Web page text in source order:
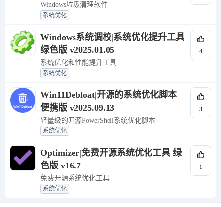
Windows垃圾清理软件
系统优化
Windows系统调校|系统优化提升工具
绿色版 v2025.01.05
系统优化和性能提升工具
系统优化
4
Win11Debloat|开源的系统优化脚本
便携版 v2025.09.13
轻量级的开源PowerShell系统优化脚本
系统优化
3
Optimizer|免费开源系统优化工具 绿
色版 v16.7
免费开源系统优化工具
系统优化
1